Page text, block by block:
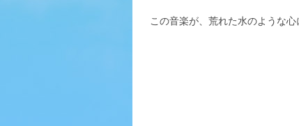
この音楽が、荒れた水のような心